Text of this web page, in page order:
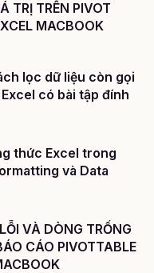
TRÊN PIVOT
MACBOOK
lọc dữ liệu còn gọi
có bài tập đính
thức Excel trong
và Data
VÀ DÒNG TRỐNG
CÁO PIVOTTABLE